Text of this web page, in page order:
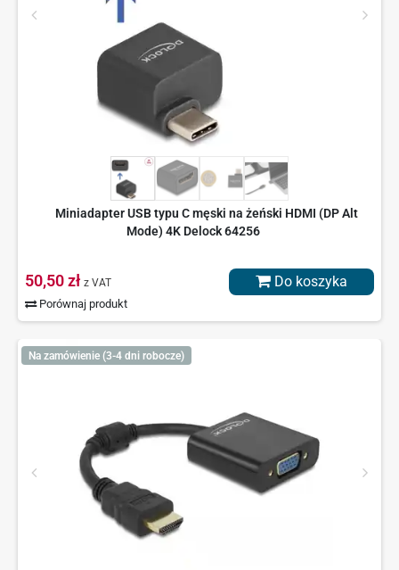
Miniadapter USB typu C męski na żeński HDMI (DP Alt
Mode) 4K Delock 64256
50,50 zł z VAT
Porównaj produkt
Do koszyka
Na zamówienie (3-4 dni robocze)